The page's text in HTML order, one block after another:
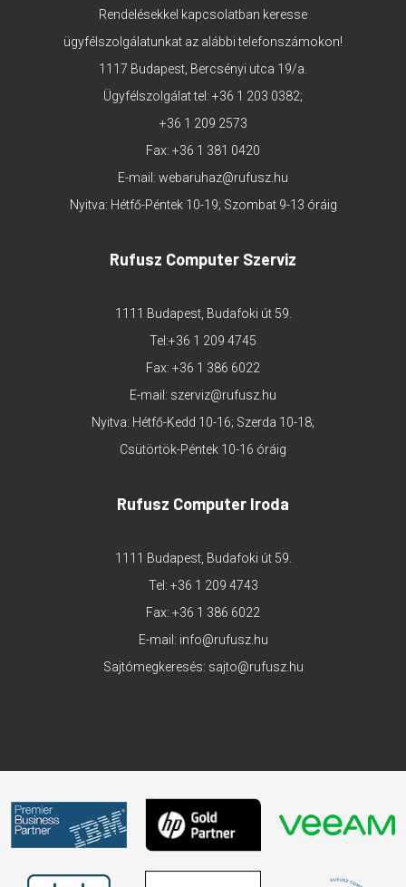
Rendelésekkel kapcsolatban keresse
ügyfélszolgálatunkat az alábbi telefonszámokon!
1117 Budapest, Bercsényi utca 19/a.
Ügyfélszolgálat tel: +36 1 203 0382;
+36 1 209 2573
Fax: +36 1 381 0420
E-mail: webaruhaz@rufusz.hu
Nyitva: Hétfő-Péntek 10-19; Szombat 9-13 óráig
Rufusz Computer Szerviz
1111 Budapest, Budafoki út 59.
Tel:+36 1 209 4745
Fax: +36 1 386 6022
E-mail: szerviz@rufusz.hu
Nyitva: Hétfő-Kedd 10-16; Szerda 10-18;
Csütörtök-Péntek 10-16 óráig
Rufusz Computer Iroda
1111 Budapest, Budafoki út 59.
Tel: +36 1 209 4743
Fax: +36 1 386 6022
E-mail: info@rufusz.hu
Sajtómegkeresés: sajto@rufusz.hu